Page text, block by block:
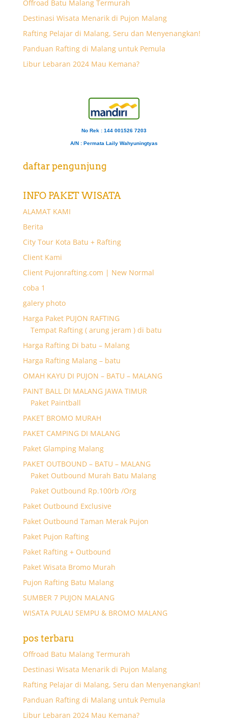
Offroad Batu Malang Termurah
Destinasi Wisata Menarik di Pujon Malang
Rafting Pelajar di Malang, Seru dan Menyenangkan!
Panduan Rafting di Malang untuk Pemula
Libur Lebaran 2024 Mau Kemana?
No Rek : 144 001526 7203
A/N : Permata Laily Wahyuningtyas
daftar pengunjung
INFO PAKET WISATA
ALAMAT KAMI
Berita
City Tour Kota Batu + Rafting
Client Kami
Client Pujonrafting.com | New Normal
coba 1
galery photo
Harga Paket PUJON RAFTING
Tempat Rafting ( arung jeram ) di batu
Harga Rafting Di batu – Malang
Harga Rafting Malang – batu
OMAH KAYU DI PUJON – BATU – MALANG
PAINT BALL DI MALANG JAWA TIMUR
Paket Paintball
PAKET BROMO MURAH
PAKET CAMPING DI MALANG
Paket Glamping Malang
PAKET OUTBOUND – BATU – MALANG
Paket Outbound Murah Batu Malang
Paket Outbound Rp.100rb /Org
Paket Outbound Exclusive
Paket Outbound Taman Merak Pujon
Paket Pujon Rafting
Paket Rafting + Outbound
Paket Wisata Bromo Murah
Pujon Rafting Batu Malang
SUMBER 7 PUJON MALANG
WISATA PULAU SEMPU & BROMO MALANG
pos terbaru
Offroad Batu Malang Termurah
Destinasi Wisata Menarik di Pujon Malang
Rafting Pelajar di Malang, Seru dan Menyenangkan!
Panduan Rafting di Malang untuk Pemula
Libur Lebaran 2024 Mau Kemana?